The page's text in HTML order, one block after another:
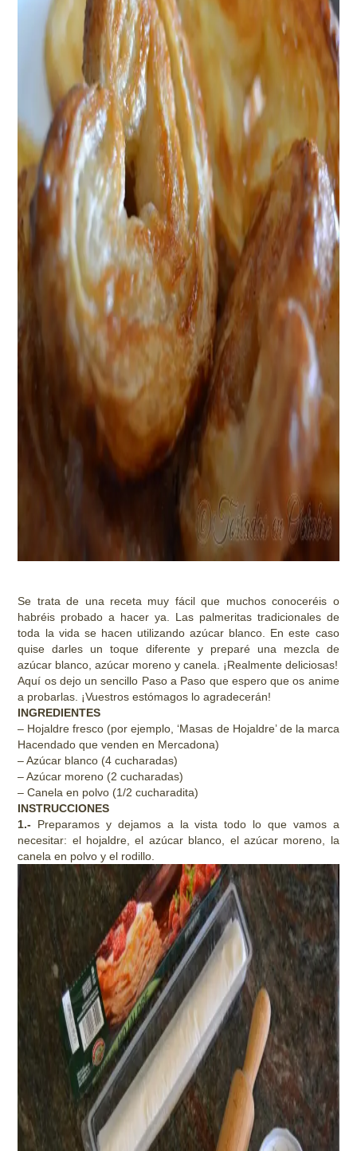
Se trata de una receta muy fácil que muchos conoceréis o
habréis probado a hacer ya. Las palmeritas tradicionales de
toda la vida se hacen utilizando azúcar blanco. En este caso
quise darles un toque diferente y preparé una mezcla de
azúcar blanco, azúcar moreno y canela. ¡Realmente deliciosas!
Aquí os dejo un sencillo Paso a Paso que espero que os anime
a probarlas. ¡Vuestros estómagos lo agradecerán!
INGREDIENTES
– Hojaldre fresco (por ejemplo, ‘Masas de Hojaldre’ de la marca
Hacendado que venden en Mercadona)
– Azúcar blanco (4 cucharadas)
– Azúcar moreno (2 cucharadas)
– Canela en polvo (1/2 cucharadita)
INSTRUCCIONES
1.- Preparamos y dejamos a la vista todo lo que vamos a
necesitar: el hojaldre, el azúcar blanco, el azúcar moreno, la
canela en polvo y el rodillo.